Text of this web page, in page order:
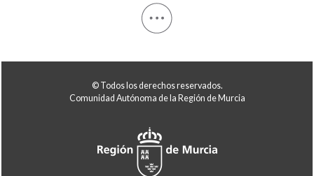
© Todos los derechos reservados.
Comunidad Autónoma de la Región de Murcia